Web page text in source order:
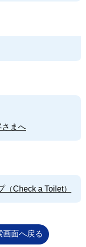
さまへ
Check a Toilet）
画面へ戻る